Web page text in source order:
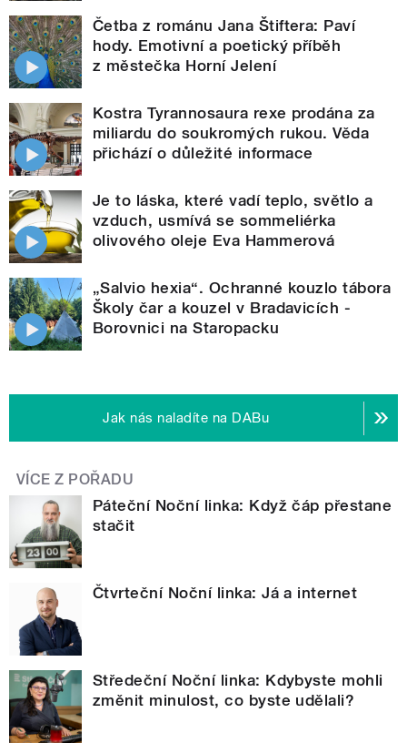
Četba z románu Jana Štiftera: Paví
hody. Emotivní a poetický příběh
z městečka Horní Jelení
Kostra Tyrannosaura rexe prodána za
miliardu do soukromých rukou. Věda
přichází o důležité informace
Je to láska, které vadí teplo, světlo a
vzduch, usmívá se sommeliérka
olivového oleje Eva Hammerová
„Salvio hexia“. Ochranné kouzlo tábora
Školy čar a kouzel v Bradavicích -
Borovnici na Staropacku
Jak nás naladíte na DABu
VÍCE Z POŘADU
Páteční Noční linka: Když čáp přestane
stačit
Čtvrteční Noční linka: Já a internet
Středeční Noční linka: Kdybyste mohli
změnit minulost, co byste udělali?